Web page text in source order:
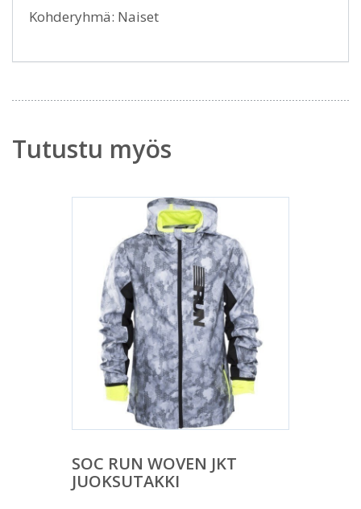
Kohderyhmä: Naiset
Tutustu myös
SOC RUN WOVEN JKT
JUOKSUTAKKI